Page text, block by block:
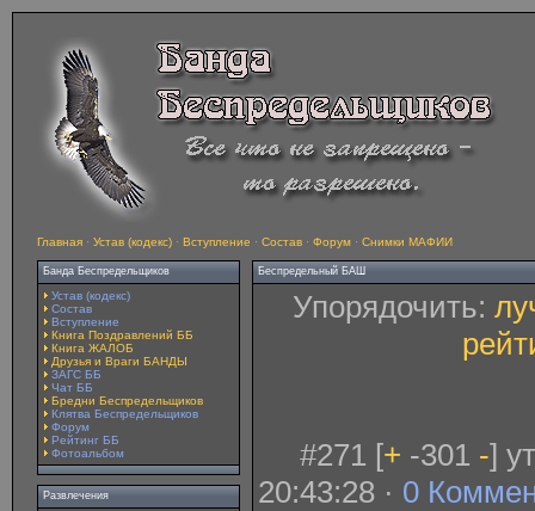
Главная · Устав (кодекс) · Вступление · Состав · Форум · Снимки МАФИИ
Банда Беспредельщиков
Устав (кодекс)
Состав
Вступление
Книга Поздравлений ББ
Книга ЖАЛОБ
Друзья и Враги БАНДЫ
ЗАГС ББ
Чат ББ
Бредни Беспредельщиков
Клятва Беспредельщиков
Форум
Рейтинг ББ
Фотоальбом
Развлечения
Беспредельный БАШ
Упорядочить:
#271 [+ -301 -]
20:43:28 · 0